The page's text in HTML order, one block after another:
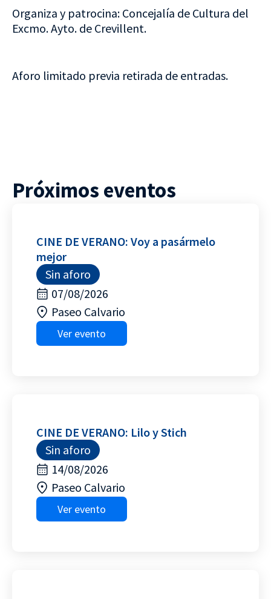
Organiza y patrocina: Concejalía de Cultura del
Excmo. Ayto. de Crevillent.
Aforo limitado previa retirada de entradas.
Próximos eventos
CINE DE VERANO: Voy a pasármelo
mejor
Sin aforo
07/08/2026
Paseo Calvario
Ver evento
CINE DE VERANO: Lilo y Stich
Sin aforo
14/08/2026
Paseo Calvario
Ver evento